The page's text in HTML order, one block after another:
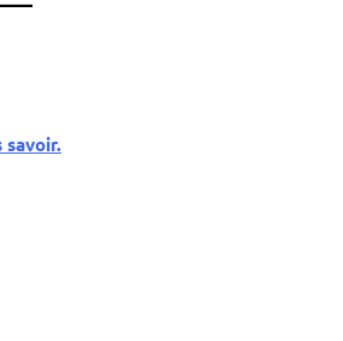
savoir.